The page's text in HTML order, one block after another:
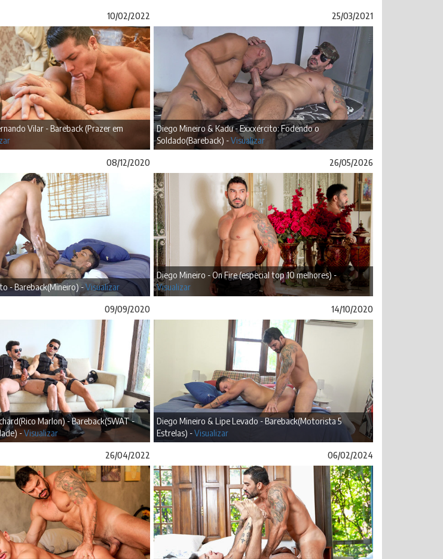
10/02/2022
Vilar - Bareback (Prazer em
25/03/2021
Diego Mineiro & Kadu - Exxxército: Fodendo o
Soldado(Bareback) -Visualizar
08/12/2020
- Bareback(Mineiro) -Visualizar
26/05/2026
Diego Mineiro - On Fire (especial top 10 melhores) -
Visualizar
09/09/2020
Marlon) - Bareback(SWAT -
-Visualizar
14/10/2020
Diego Mineiro & Lipe Levado - Bareback(Motorista 5
Estrelas) -Visualizar
26/04/2022 06/02/2024